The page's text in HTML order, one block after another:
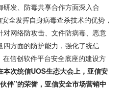
发、防毒共享合作方面深入合
全发挥自身病毒查杀技术的优势，
网络防攻击、文件防病毒、恶意
方面的防护能力，强化了统信
在信创软件平台安全底座的建设方
本次统信UOS生态大会上，亚信安
伴”的荣誉，亚信安全市场营销中